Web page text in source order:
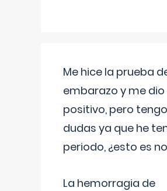
Me hice la prueba
embarazo y me dio
positivo, pero tengo
dudas ya que he
periodo, ¿esto es
La hemorragia de